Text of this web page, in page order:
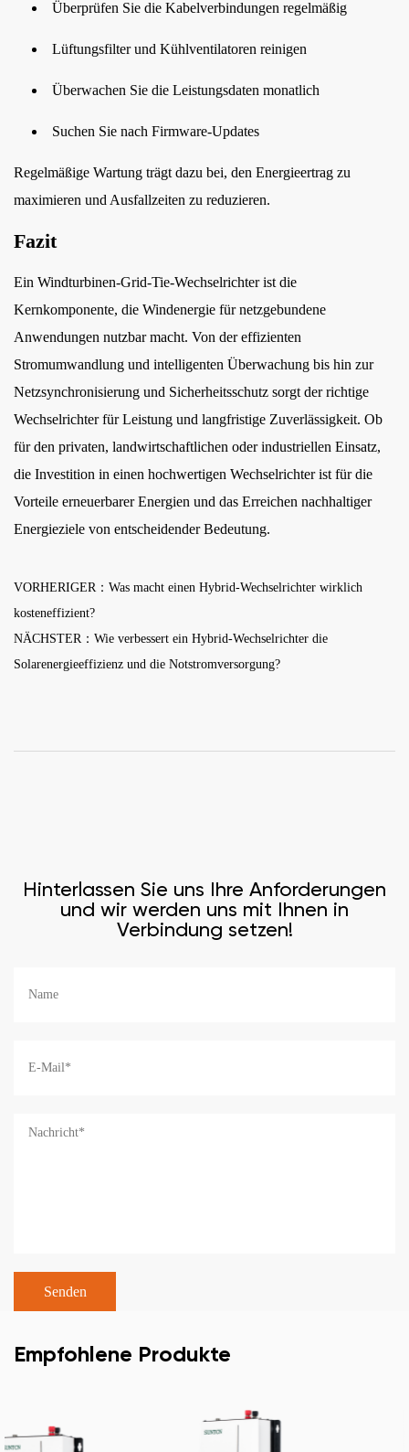
Überprüfen Sie die Kabelverbindungen regelmäßig
Lüftungsfilter und Kühlventilatoren reinigen
Überwachen Sie die Leistungsdaten monatlich
Suchen Sie nach Firmware-Updates
Regelmäßige Wartung trägt dazu bei, den Energieertrag zu
maximieren und Ausfallzeiten zu reduzieren.
Fazit
Ein Windturbinen-Grid-Tie-Wechselrichter ist die
Kernkomponente, die Windenergie für netzgebundene
Anwendungen nutzbar macht. Von der effizienten
Stromumwandlung und intelligenten Überwachung bis hin zur
Netzsynchronisierung und Sicherheitsschutz sorgt der richtige
Wechselrichter für Leistung und langfristige Zuverlässigkeit. Ob
für den privaten, landwirtschaftlichen oder industriellen Einsatz,
die Investition in einen hochwertigen Wechselrichter ist für die
Vorteile erneuerbarer Energien und das Erreichen nachhaltiger
Energieziele von entscheidender Bedeutung.
VORHERIGER：Was macht einen Hybrid-Wechselrichter wirklich
kosteneffizient?
NÄCHSTER：Wie verbessert ein Hybrid-Wechselrichter die
Solarenergieeffizienz und die Notstromversorgung?
Hinterlassen Sie uns Ihre Anforderungen
und wir werden uns mit Ihnen in
Verbindung setzen!
Empfohlene Produkte